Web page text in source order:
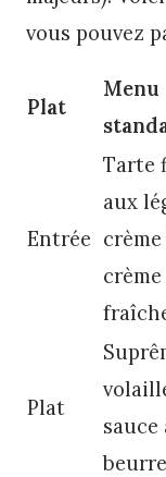
vous pouvez
Plat
Menu
Entrée
Tarte
aux
crème
crème
Plat
sauce
beurre